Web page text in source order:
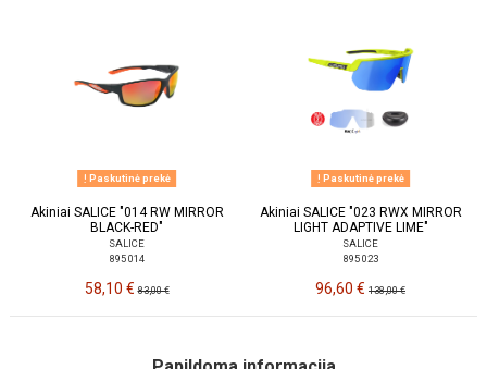
Paskutinė prekė
Akiniai SALICE "014 RW MIRROR
BLACK-RED"
SALICE
895 014
58,10 €83,00 €
Paskutinė prekė
Akiniai SALICE "023 RWX MIRROR
LIGHT ADAPTIVE LIME"
SALICE
895 023
96,60 € 138,00 €